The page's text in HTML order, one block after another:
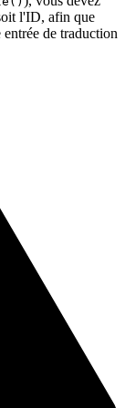
l'ID, afin que
de traduction